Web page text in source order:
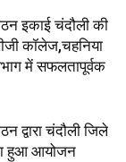
इकाई चंदौली की
कॉलेज,चहनिया
में सफलतापूर्वक
द्वारा चंदौली जिले
हुआ आयोजन